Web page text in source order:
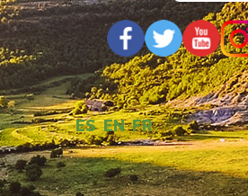
ES EN FR